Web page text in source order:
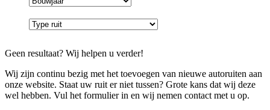
Geen resultaat? Wij helpen u verder!
Wij zijn continu bezig met het toevoegen van nieuwe autoruiten aan
onze website. Staat uw ruit er niet tussen? Grote kans dat wij deze
wel hebben. Vul het formulier in en wij nemen contact met u op.